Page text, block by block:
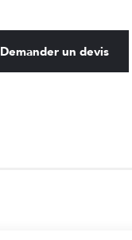
Demander un devis